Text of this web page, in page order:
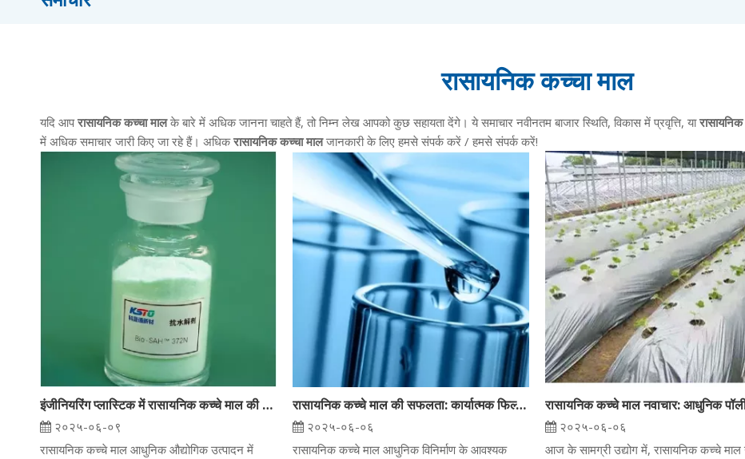
रासायनिक कच्चा माल
यदि आपरासायनिक कच्चा मालके बारे में अधिक जानना चाहते हैं, तो निम्न लेख आपको कुछ सहायता देंगे। ये समाचार नवीनतम बाजार स्थिति, विकास में प्रवृत्ति, या
में अधिक समाचार जारी किए जा रहे हैं। अधिकरासायनिक कच्चा मालजानकारी के लिए हमसे संपर्क करें / हमसे संपर्क करें!
इंजीनियरिंग प्लास्टिक में रासायनिक कच्चे माल की भूमिका: उन्नत बहुलक उत्पादन में पॉलीथर पॉलीओल पर ध्यान केंद्रित करना
२०२५-०६-०९
रासायनिक कच्चे माल आधुनिक औद्योगिक उत्पादन में
रासायनिक कच्चे माल की सफलता: कार्यात्मक फिल्मों से पॉलीयुरेथेन फोमिंग एजेंटों तक
२०२५-०६-०६
रासायनिक कच्चे माल आधुनिक विनिर्माण के आवश्यक
२०२५-०६-०६
आज के सामग्री उद्योग में, रासायनिक कच्चे